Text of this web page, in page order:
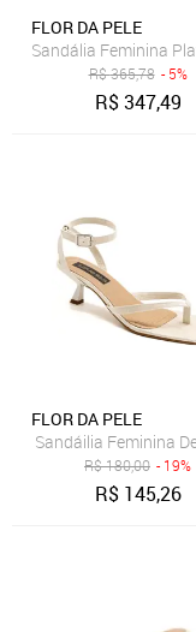
FLOR DA PELE
Sandália Feminina
R$365,78 - 5%
R$347,49
FLOR DA PELE
Sandáilia Feminina
R$180,00 - 19%
R$ 145,26